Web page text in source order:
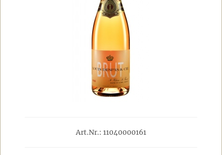
Art.Nr.: 11040000161